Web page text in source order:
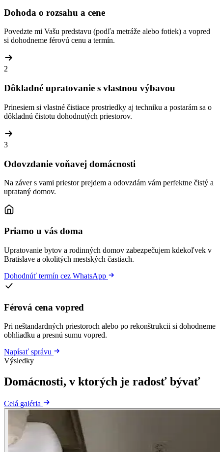
Dohoda o rozsahu a cene
Povedzte mi Vašu predstavu (podľa metráže alebo fotiek) a vopred
si dohodneme férovú cenu a termín.
2
Dôkladné upratovanie s vlastnou výbavou
Prinesiem si vlastné čistiace prostriedky aj techniku a postarám sa o
dôkladnú čistotu dohodnutých priestorov.
3
Odovzdanie voňavej domácnosti
Na záver s vami priestor prejdem a odovzdám vám perfektne čistý a
uprataný domov.
Priamo u vás doma
Upratovanie bytov a rodinných domov zabezpečujem kdekoľvek v
Bratislave a okolitých mestských častiach.
Dohodnúť termín cez WhatsApp
Férová cena vopred
Pri neštandardných priestoroch alebo po rekonštrukcii si dohodneme
obhliadku a presnú sumu vopred.
Napísať správu
Výsledky
Domácnosti, v ktorých je radosť bývať
Celá galéria